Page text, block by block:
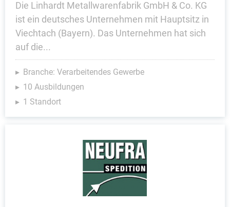
Die Linhardt Metallwarenfabrik GmbH & Co. KG
ist ein deutsches Unternehmen mit Hauptsitz in
Viechtach (Bayern). Das Unternehmen hat sich
auf die...
Branche: Verarbeitendes Gewerbe
10 Ausbildungen
1 Standort